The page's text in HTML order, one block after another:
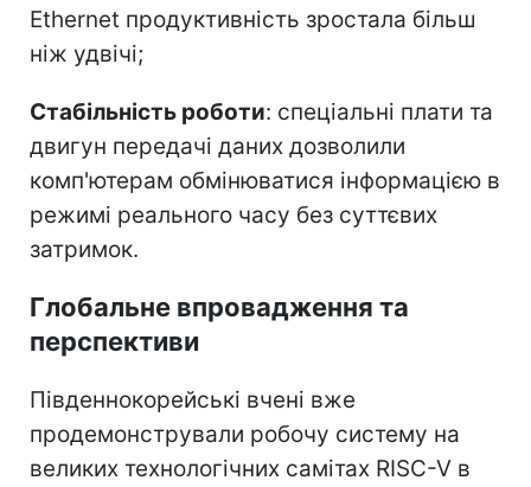
Ethernet продуктивність зростала більш
ніж удвічі;
Стабільність роботи: спеціальні плати та
двигун передачі даних дозволили
комп'ютерам обмінюватися інформацією в
режимі реального часу без суттєвих
затримок.
Глобальне впровадження та
перспективи
Південнокорейські вчені вже
продемонстрували робочу систему на
великих технологічних самітах RISC-V в